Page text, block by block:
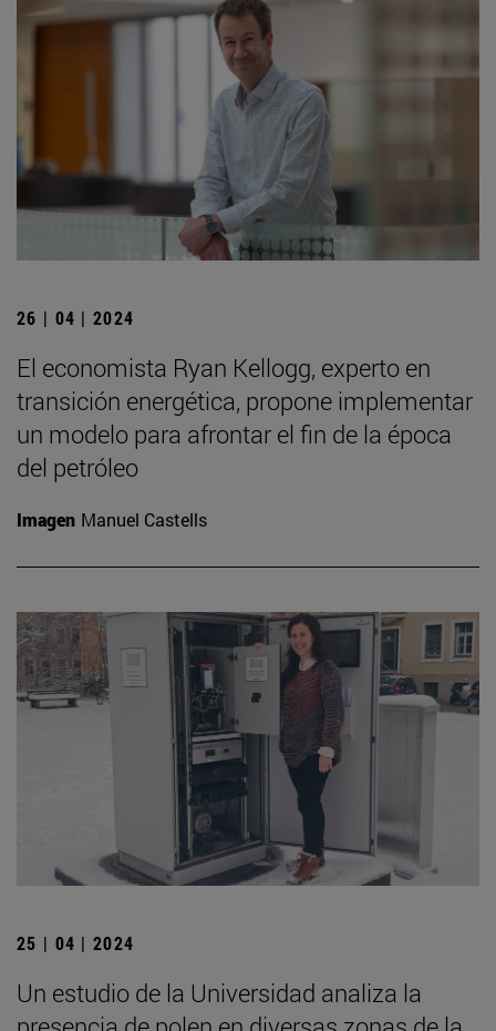
26 | 04 | 2024
El economista Ryan Kellogg, experto en
transición energética, propone implementar
un modelo para afrontar el fin de la época
del petróleo
Imagen Manuel Castells
25 | 04 | 2024
Un estudio de la Universidad analiza la